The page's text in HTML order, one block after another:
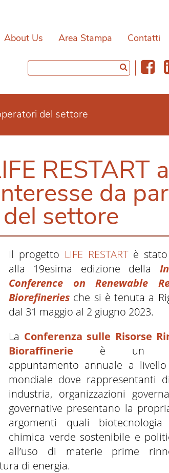
About Us Area Stampa Contatti
del settore
RESTART
da
settore
Il progetto LIFE RESTARTè stato
alla 19esima edizione della
Conference on Renewable
Biorefineries che si è tenuta a
dal 31 maggio al 2 giugno 2023.
La Conferenza sulle Risorse
Bioraffinerie è un
appuntamento annuale a
mondiale dove rappresentanti
industria, organizzazioni
governative presentano la
argomenti quali biotecnologia
chimica verde sostenibile e
all’uso di materie prime
di energia.